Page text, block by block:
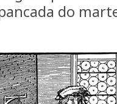
do